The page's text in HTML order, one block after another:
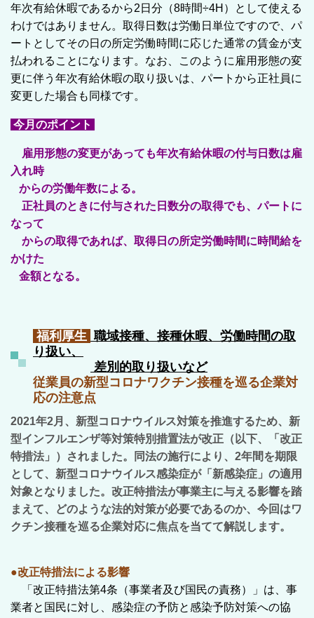
年次有給休暇であるから2日分（8時間÷4H）として使える
わけではありません。取得日数は労働日単位ですので、パ
ートとしてその日の所定労働時間に応じた通常の賃金が支
払われることになります。なお、このように雇用形態の変
更に伴う年次有給休暇の取り扱いは、パートから正社員に
変更した場合も同様です。
今月のポイント
雇用形態の変更があっても年次有給休暇の付与日数は雇
入れ時
からの労働年数による。
正社員のときに付与された日数分の取得でも、パートに
なって
からの取得であれば、 取得日の所定労働時間に時間給を
かけた
金額となる。
福利厚生 職域接種、接種休暇、労働時間の取
り扱い、
差別的取り扱いなど
従業員の新型コロナワクチン接種を巡る企業対
応の注意点
2021年2月、新型コロナウイルス対策を推進するため、新
型インフルエンザ等対策特別措置法が改正（以下、「改正
特措法」）されました。同法の施行により、2年間を期限
として、新型コロナウイルス感染症が「新感染症」の適用
対象となりました。改正特措法が事業主に与える影響を踏
まえて、どのような法的対策が必要であるのか、今回はワ
クチン接種を巡る企業対応に焦点を当てて解説します。
●改正特措法による影響
「改正特措法第4条（事業者及び国民の責務）」は、事
業者と国民に対し、感染症の予防と感染予防対策への協